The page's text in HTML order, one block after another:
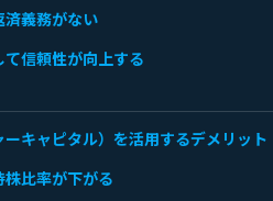
済義務がない
て信頼性が向上する
ーキャピタル）を活用するデメリット
株比率が下がる